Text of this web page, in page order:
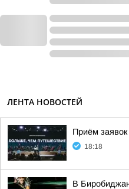
ЛЕНТА НОВОСТЕЙ
Приём
18:18
В